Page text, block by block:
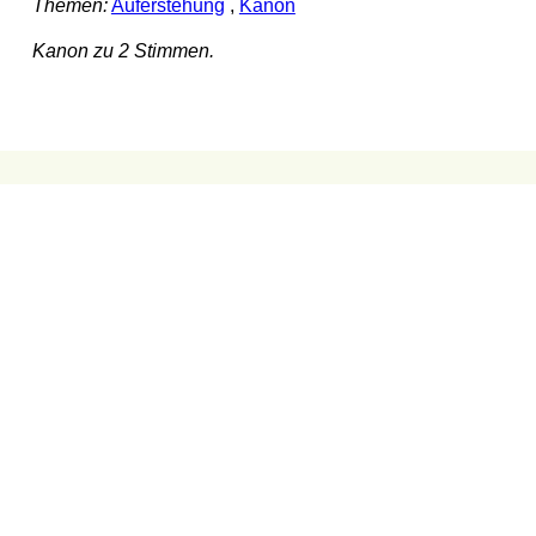
Themen:Auferstehung , Kanon
Kanon zu 2 Stimmen.